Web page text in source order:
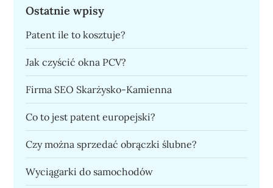
Ostatnie wpisy
Patent ile to kosztuje?
Jak czyścić okna PCV?
Firma SEO Skarżysko-Kamienna
Co to jest patent europejski?
Czy można sprzedać obrączki ślubne?
Wyciągarki do samochodów